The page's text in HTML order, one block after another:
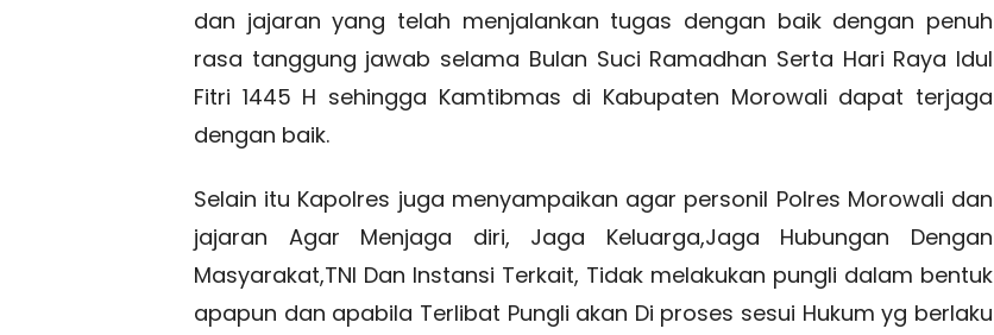
dan jajaran yang telah menjalankan tugas dengan baik dengan penuh
rasa tanggung jawab selama Bulan Suci Ramadhan Serta Hari Raya Idul
Fitri 1445 H sehingga Kamtibmas di Kabupaten Morowali dapat terjaga
dengan baik.
Selain itu Kapolres juga menyampaikan agar personil Polres Morowali dan
jajaran Agar Menjaga diri, Jaga Keluarga,Jaga Hubungan Dengan
Masyarakat,TNI Dan Instansi Terkait, Tidak melakukan pungli dalam bentuk
apapun dan apabila Terlibat Pungli akan Di proses sesui Hukum yg berlaku